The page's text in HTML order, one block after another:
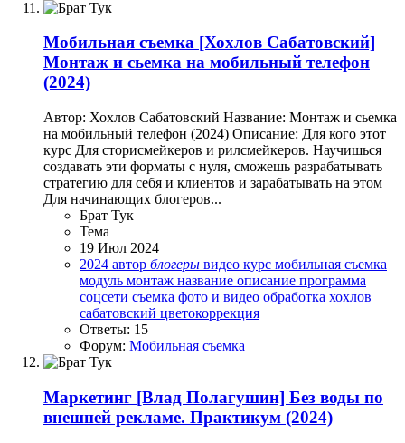
Мобильная съемка [Хохлов Сабатовский]
Монтаж и сьемка на мобильный телефон
(2024)
Автор: Хохлов Сабатовский Название: Монтаж и сьемка
на мобильный телефон (2024) Описание: Для кого этот
курс Для сторисмейкеров и рилсмейкеров. Научишься
создавать эти форматы с нуля, сможешь разрабатывать
стратегию для себя и клиентов и зарабатывать на этом
Для начинающих блогеров...
Брат Тук
Тема
19 Июл 2024
2024 автор блогеры видео курс мобильная съемка
модуль монтаж название описание программа
соцсети съемка фото и видео обработка хохлов
сабатовский цветокоррекция
Ответы: 15
Форум: Мобильная съемка
Маркетинг [Влад Полагушин] Без воды по
внешней рекламе. Практикум (2024)